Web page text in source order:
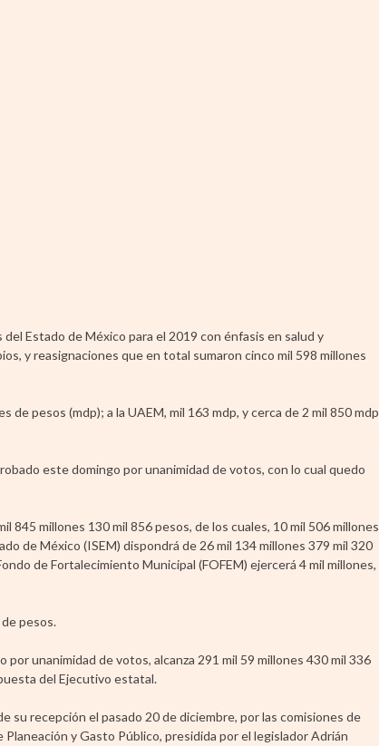
Estado de México para el 2019 con énfasis en salud y
y reasignaciones que en total sumaron cinco mil 598 millones
pesos (mdp); a la UAEM, mil 163 mdp, y cerca de 2 mil 850 mdp
este domingo por unanimidad de votos, con lo cual quedo
845 millones 130 mil 856 pesos, de los cuales, 10 mil 506 millones
de México (ISEM) dispondrá de 26 mil 134 millones 379 mil 320
de Fortalecimiento Municipal (FOFEM) ejercerá 4 mil millones,
pesos.
unanimidad de votos, alcanza 291 mil 59 millones 430 mil 336
del Ejecutivo estatal.
su recepción el pasado 20 de diciembre, por las comisiones de
y Gasto Público, presidida por el legislador Adrián